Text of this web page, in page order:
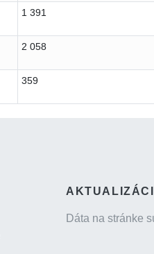
1 391
2 058
359
Dáta na stránke